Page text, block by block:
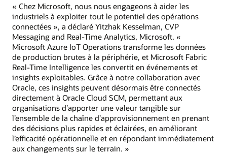
« Chez Microsoft, nous nous engageons à aider les
industriels à exploiter tout le potentiel des opérations
connectées », a déclaré Yitzhak Kesselman, CVP
Messaging and Real-Time Analytics, Microsoft. «
Microsoft Azure IoT Operations transforme les données
de production brutes à la périphérie, et Microsoft Fabric
Real-Time Intelligence les convertit en événements et
insights exploitables. Grâce à notre collaboration avec
Oracle, ces insights peuvent désormais être connectés
directement à Oracle Cloud SCM, permettant aux
organisations d’apporter une valeur tangible sur
l’ensemble de la chaîne d’approvisionnement en prenant
des décisions plus rapides et éclairées, en améliorant
l’efficacité opérationnelle et en répondant immédiatement
aux changements sur le terrain. »